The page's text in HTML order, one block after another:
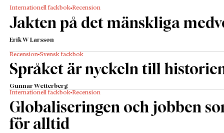
Internationell fackbok Recension
Jakten på det mänskliga
Erik W Larsson
Recension Svensk fackbok
Språket är nyckeln till
Gunnar Wetterberg
Internationell fackbok Recension
Globaliseringen och jobben
för alltid